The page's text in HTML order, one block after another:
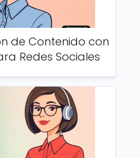
de Contenido con
Redes Sociales